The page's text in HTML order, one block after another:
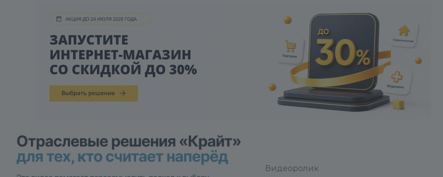
Видеоролик